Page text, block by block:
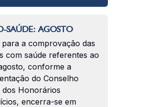
SAÚDE: AGOSTO
a comprovação das
com saúde referentes ao
conforme a
do Conselho
dos Honorários
encerra-se em